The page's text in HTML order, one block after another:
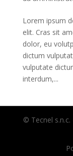
Lorem ipsum
elit. Cras sit
dolor, eu
dictum
vulputate
interdum,...
© Tecnel